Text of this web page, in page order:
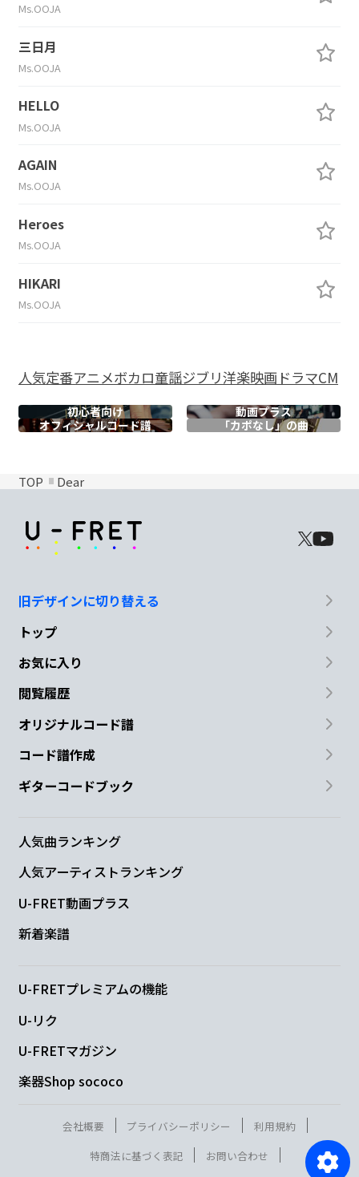
Ms.OOJA
三日月
Ms.OOJA
HELLO
Ms.OOJA
AGAIN
Ms.OOJA
Heroes
Ms.OOJA
HIKARI
Ms.OOJA
人気定番アニメボカロ童謡ジブリ洋楽映画ドラマCM
初心者向け
動画プラス
オフィシャルコード譜 「カポなし」の曲
TOP Dear
旧デザインに切り替える
トップ
お気に入り
閲覧履歴
オリジナルコード譜
コード譜作成
ギターコードブック
人気曲ランキング
人気アーティストランキング
U-FRET動画プラス
新着楽譜
U-FRETプレミアムの機能
U-リク
U-FRETマガジン
楽器Shop sococo
会社概要 プライバシーポリシー
利用規約
特商法に基づく表記
お問い合わせ